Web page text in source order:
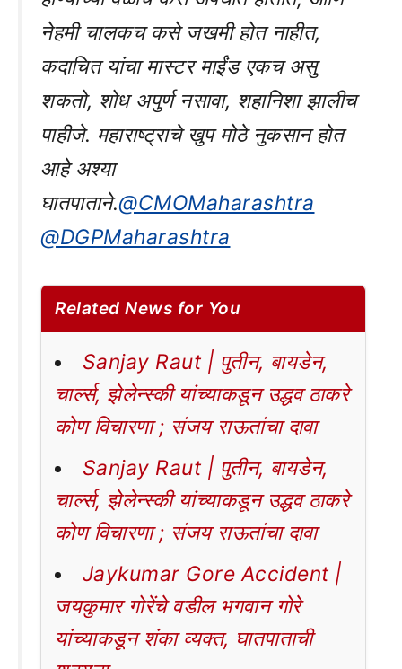
नेहमी चालकच कसे जखमी होत नाहीत,
कदाचित यांचा मास्टर माईंड एकच असु
शकतो, शोध अपुर्ण नसावा, शहानिशा झालीच
पाहीजे. महाराष्ट्राचे खुप मोठे नुकसान होत
आहे अश्या
घातपाताने.@CMOMaharashtra
@DGPMaharashtra
Related News for You
Sanjay Raut | पुतीन, बायडेन,
चार्ल्स, झेलेन्स्की यांच्याकडून उद्धव ठाकरे
कोण विचारणा ; संजय राऊतांचा दावा
Sanjay Raut | पुतीन, बायडेन,
चार्ल्स, झेलेन्स्की यांच्याकडून उद्धव ठाकरे
कोण विचारणा ; संजय राऊतांचा दावा
Jaykumar Gore Accident |
जयकुमार गोरेंचे वडील भगवान गोरे
यांच्याकडून शंका व्यक्त, घातपाताची